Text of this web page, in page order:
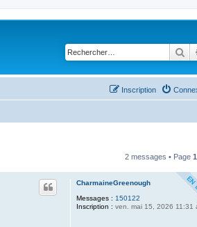
Inscription
2 messages • Page 1
CharmaineGreenough
Messages : 150122
Inscription : ven. mai 15, 2026 11:31